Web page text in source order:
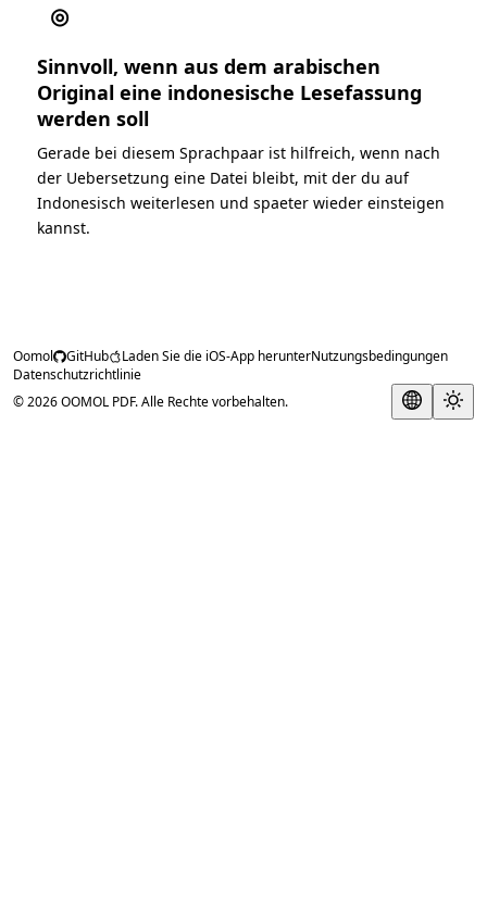
◎
Sinnvoll, wenn aus dem arabischen
Original eine indonesische Lesefassung
werden soll
Gerade bei diesem Sprachpaar ist hilfreich, wenn nach
der Uebersetzung eine Datei bleibt, mit der du auf
Indonesisch weiterlesen und spaeter wieder einsteigen
kannst.
Oomol GitHub Laden Sie die iOS-App herunterNutzungsbedingungen
Datenschutzrichtlinie
© 2026 OOMOL PDF. Alle Rechte vorbehalten.